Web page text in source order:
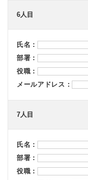
6人目
氏名：
部署：
役職：
メールアドレス：
7人目
氏名：
部署：
役職：